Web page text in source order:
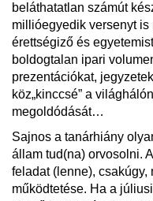
beláthatatlan számút
millióegyedik versenyt is
érettségiző és
boldogtalan ipari
prezentációkat,
köz„kinccsé” a
megoldódását…
Sajnos a tanárhiány
állam tud(na) orvosolni.
feladat (lenne),
működtetése. Ha a